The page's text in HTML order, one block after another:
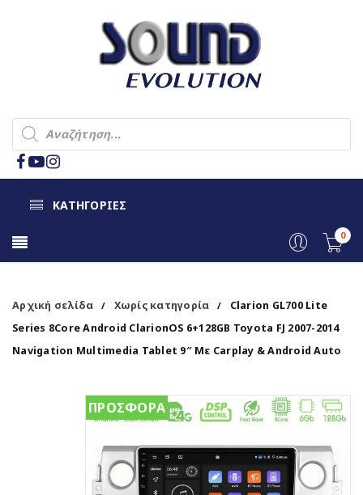
ΚΑΤΗΓΟΡΙΕΣ
0
Αρχική σελίδα / Χωρίς κατηγορία /
Clarion GL700 Lite
Series 8Core Android ClarionOS 6+128GB Toyota FJ 2007-2014
Navigation Multimedia Tablet 9″ Με Carplay & Android Auto
ΠΡΟΣΦΟΡΑ